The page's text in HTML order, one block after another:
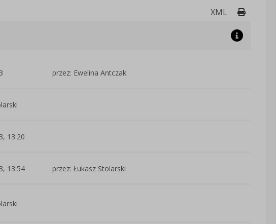
XML Drukuj
przez: Ewelina Antczak
13:20
13:54 przez: Łukasz Stolarski